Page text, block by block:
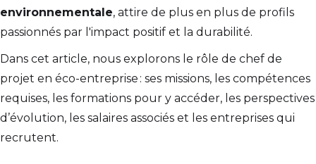
environnementale, attire de plus en plus de profils
passionnés par l'impact positif et la durabilité.
Dans cet article, nous explorons le rôle de chef de
projet en éco-entreprise : ses missions, les compétences
requises, les formations pour y accéder, les perspectives
d’évolution, les salaires associés et les entreprises qui
recrutent.